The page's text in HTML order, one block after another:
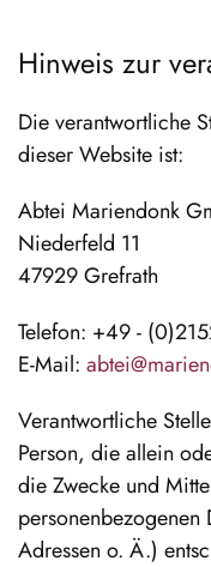
Hinweis zur
Die verantwortliche
dieser Website ist:
Abtei Mariendonk
Niederfeld 11
47929 Grefrath
Telefon: +49 -
E-Mail:
Verantwortliche
Person, die allein
die Zwecke und
Adressen o. Ä.)